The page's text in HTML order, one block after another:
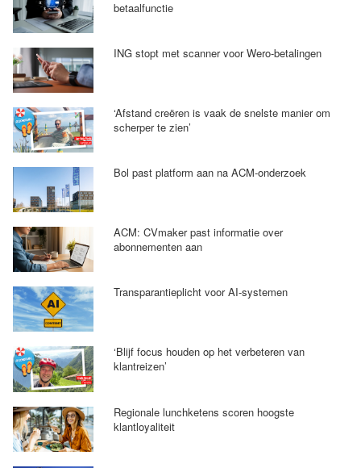
betaalfunctie
ING stopt met scanner voor Wero-betalingen
‘Afstand creëren is vaak de snelste manier om
scherper te zien’
Bol past platform aan na ACM-onderzoek
ACM: CVmaker past informatie over
abonnementen aan
Transparantieplicht voor AI-systemen
‘Blijf focus houden op het verbeteren van
klantreizen’
Regionale lunchketens scoren hoogste
klantloyaliteit